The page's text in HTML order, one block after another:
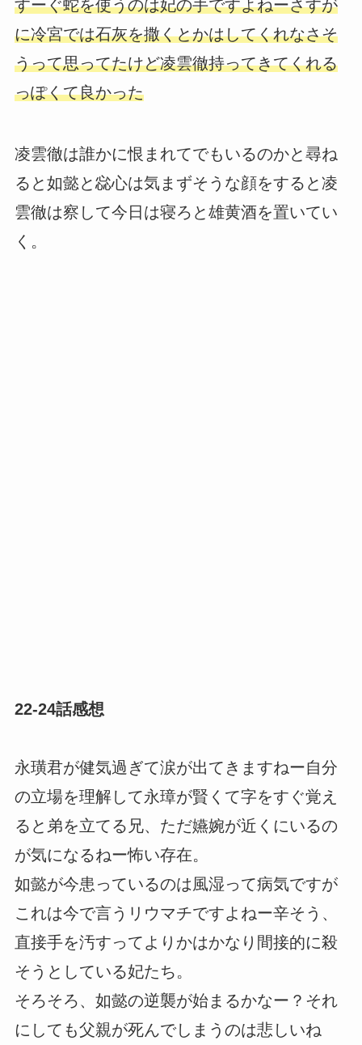
すーぐ蛇を使うのは妃の手ですよねーさすが
に冷宮では石灰を撒くとかはしてくれなさそ
うって思ってたけど凌雲徹持ってきてくれる
っぽくて良かった
凌雲徹は誰かに恨まれてでもいるのかと尋ね
ると如懿と惢心は気まずそうな顔をすると凌
雲徹は察して今日は寝ろと雄黄酒を置いてい
く。
22-24話感想
永璜君が健気過ぎて涙が出てきますねー自分
の立場を理解して永璋が賢くて字をすぐ覚え
ると弟を立てる兄、ただ嬿婉が近くにいるの
が気になるねー怖い存在。
如懿が今患っているのは風湿って病気ですが
これは今で言うリウマチですよねー辛そう、
直接手を汚すってよりかはかなり間接的に殺
そうとしている妃たち。
そろそろ、如懿の逆襲が始まるかなー？それ
にしても父親が死んでしまうのは悲しいね